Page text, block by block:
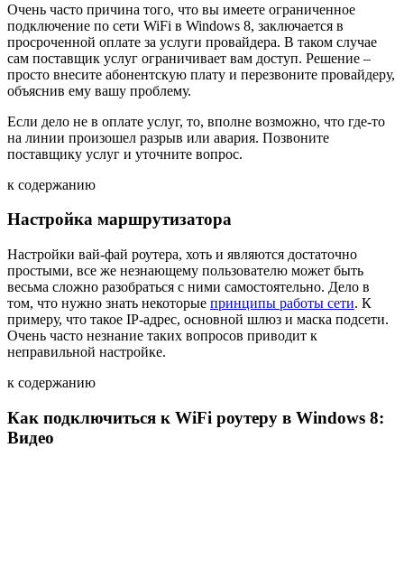
Очень часто причина того, что вы имеете ограниченное
подключение по сети WiFi в Windows 8, заключается в
просроченной оплате за услуги провайдера. В таком случае
сам поставщик услуг ограничивает вам доступ. Решение –
просто внесите абонентскую плату и перезвоните провайдеру,
объяснив ему вашу проблему.
Если дело не в оплате услуг, то, вполне возможно, что где-то
на линии произошел разрыв или авария. Позвоните
поставщику услуг и уточните вопрос.
к содержанию
Настройка маршрутизатора
Настройки вай-фай роутера, хоть и являются достаточно
простыми, все же незнающему пользователю может быть
весьма сложно разобраться с ними самостоятельно. Дело в
том, что нужно знать некоторые принципы работы сети. К
примеру, что такое IP-адрес, основной шлюз и маска подсети.
Очень часто незнание таких вопросов приводит к
неправильной настройке.
к содержанию
Как подключиться к WiFi роутеру в Windows 8:
Видео